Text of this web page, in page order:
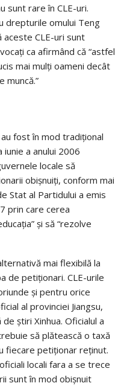
sunt rare în CLE-uri.
drepturile omului Teng
aceste CLE-uri sunt
ca afirmând că “astfel
mai mulţi oameni decât
muncă.”
fost în mod tradiţional
iunie a anului 2006
locale să
obişnuiţi, conform mai
Stat al Partidului a emis
prin care cerea
şi să “rezolve
mai flexibilă la
de petiţionari. CLE-urile
şi pentru orice
al provinciei Jiangsu,
ştiri Xinhua. Oficialul a
să plătească o taxă
fiecare petiţionar reţinut.
locali fara a se trece
sunt în mod obişnuit